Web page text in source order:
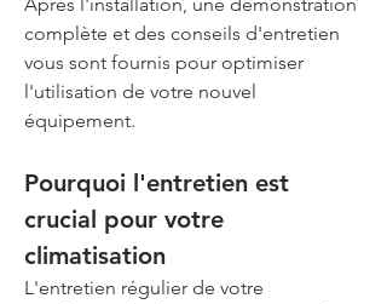
Après l'installation, une démonstration
complète et des conseils d'entretien
vous sont fournis pour optimiser
l'utilisation de votre nouvel
équipement.
Pourquoi l'entretien est
crucial pour votre
climatisation
L'entretien régulier de votre